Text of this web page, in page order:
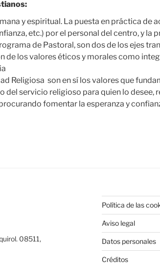
y espiritual. La puesta en práctica de
etc.) por el personal del centro, y la
de Pastoral, son dos de los ejes
de los valores éticos y morales como
Religiosa son en sí los valores que
del servicio religioso para quien lo desee,
fomentar la esperanza y
08511,
Política de las
Aviso legal
Datos personales
Créditos